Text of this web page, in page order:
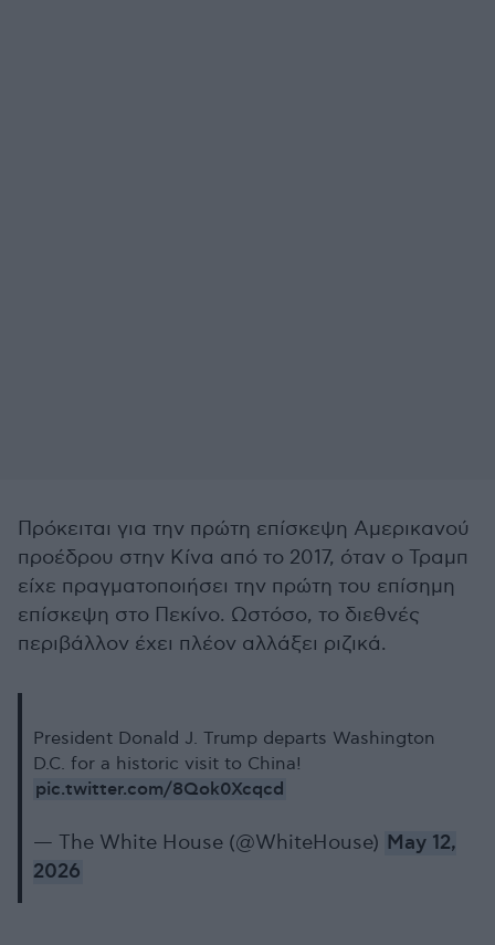
Πρόκειται για την πρώτη επίσκεψη Αμερικανού
προέδρου στην Κίνα από το 2017, όταν ο Τραμπ
είχε πραγματοποιήσει την πρώτη του επίσημη
επίσκεψη στο Πεκίνο. Ωστόσο, το διεθνές
περιβάλλον έχει πλέον αλλάξει ριζικά.
President Donald J. Trump departs Washington
D.C. for a historic visit to China!
pic.twitter.com/8Qok0Xcqcd
— The White House (@WhiteHouse) May 12,
2026